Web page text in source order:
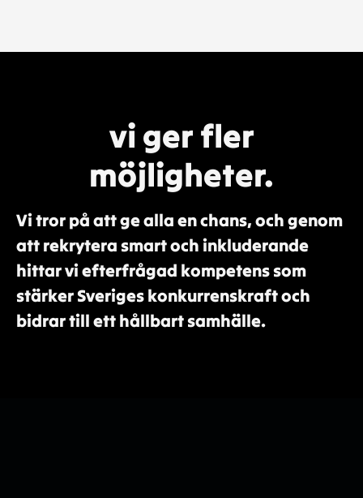
vi ger fler
möjligheter.
Vi tror på att ge alla en chans, och genom
att rekrytera smart och inkluderande
hittar vi efterfrågad kompetens som
stärker Sveriges konkurrenskraft och
bidrar till ett hållbart samhälle.